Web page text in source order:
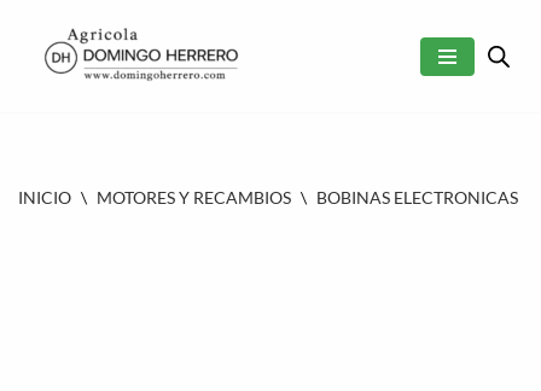
SALTAR
INICIO \ MOTORES Y RECAMBIOS \ BOBINAS ELECTRONICAS